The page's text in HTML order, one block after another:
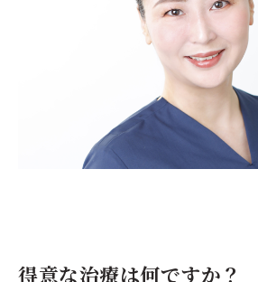
得意な治療は何ですか？